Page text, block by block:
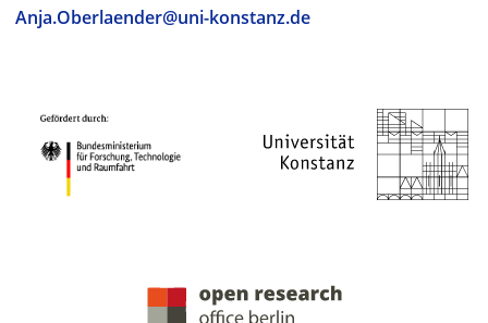
Anja.Oberlaender@uni-konstanz.de